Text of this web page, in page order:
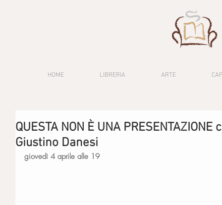
HOME LIBRERIA ARTE
QUESTA NON È UNA
Giustino Danesi
giovedì 4 aprile alle 19